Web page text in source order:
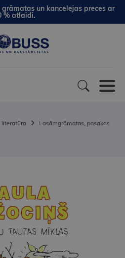
un kancelejas preces ar
% atlaidi.
literatūra
Lasāmgrāmatas, pasakas